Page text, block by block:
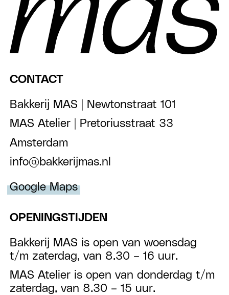
CONTACT
Bakkerij MAS | Newtonstraat 101
MAS Atelier | Pretoriusstraat 33
Amsterdam
info@bakkerijmas.nl
Google Maps
OPENINGSTIJDEN
Bakkerij MAS is open van woensdag
t/m zaterdag, van 8.30 – 16 uur.
MAS Atelier is open van donderdag t/m
zaterdag, van 8.30 – 15 uur.